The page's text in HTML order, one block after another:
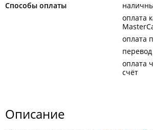
Способы оплаты
оплата
оплата
оплата
счёт
Описание